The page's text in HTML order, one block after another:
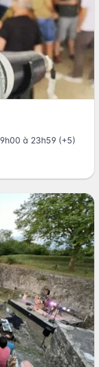
à 23h59 (+5)